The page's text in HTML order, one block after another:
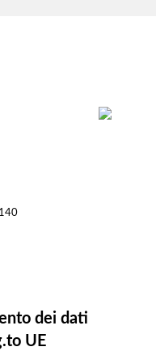
dei dati
UE